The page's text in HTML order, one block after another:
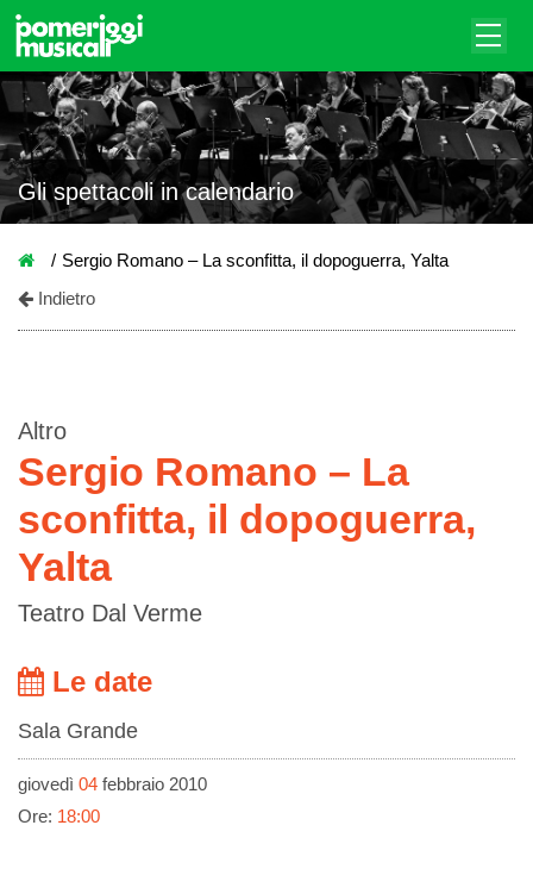
Gli spettacoli in calendario
Sergio Romano – La sconfitta, il dopoguerra, Yalta
Indietro
Altro
Sergio Romano – La
sconfitta, il dopoguerra,
Yalta
Teatro Dal Verme
Le date
Sala Grande
giovedì 04 febbraio 2010
Ore: 18:00